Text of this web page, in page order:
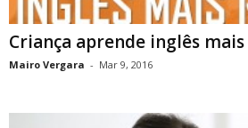
Criança aprende inglês
Mairo Vergara - Mar 9, 2016